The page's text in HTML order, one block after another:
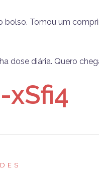
bolso. Tomou um
dose diária. Quero